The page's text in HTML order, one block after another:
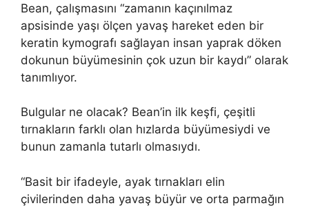
Bean, çalışmasını “zamanın kaçınılmaz
apsisinde yaşı ölçen yavaş hareket eden bir
keratin kymografı sağlayan insan yaprak döken
dokunun büyümesinin çok uzun bir kaydı” olarak
tanımlıyor.
Bulgular ne olacak? Bean’in ilk keşfi, çeşitli
tırnakların farklı olan hızlarda büyümesiydi ve
bunun zamanla tutarlı olmasıydı.
“Basit bir ifadeyle, ayak tırnakları elin
çivilerinden daha yavaş büyür ve orta parmağın